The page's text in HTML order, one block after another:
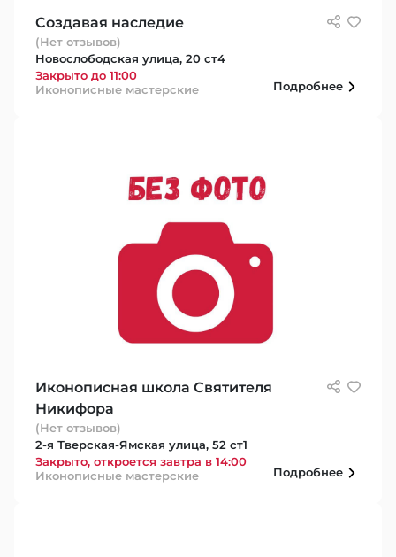
Создавая наследие
(Нет отзывов)
Новослободская улица, 20 ст4
Закрыто до 11:00
Иконописные мастерские
Подробнее
Иконописная школа Святителя
Никифора
(Нет отзывов)
2-я Тверская-Ямская улица, 52 ст1
Закрыто, откроется завтра в 14:00
Иконописные мастерские
Подробнее